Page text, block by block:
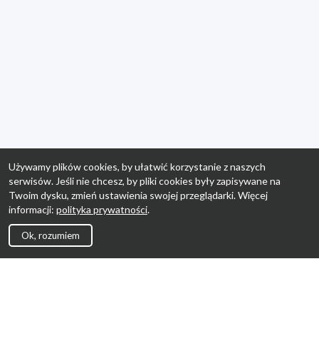
Używamy plików cookies, by ułatwić korzystanie z naszych
serwisów. Jeśli nie chcesz, by pliki cookies były zapisywane na
Twoim dysku, zmień ustawienia swojej przeglądarki. Więcej
informacji: polityka prywatności.
Ok, rozumiem